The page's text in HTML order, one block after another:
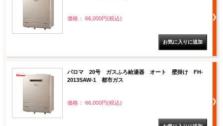
価格： 66,000円(税込)
パロマ 20号 ガスふろ給湯器 オート 壁掛け FH-
2013SAW-1 都市ガス
価格： 66,000円(税込)